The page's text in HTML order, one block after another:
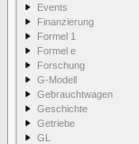
Events
Finanzierung
Formel 1
Formel e
Forschung
G-Modell
Gebrauchtwagen
Geschichte
Getriebe
GL